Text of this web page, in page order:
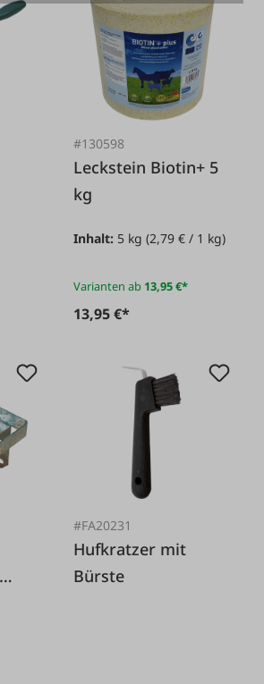
#130598
Leckstein Biotin+ 5
kg
Inhalt: 5 kg(2,79 € / 1 kg)
Varianten ab 13,95 €*
13,95 €*
#FA20231
Hufkratzer mit
Bürste